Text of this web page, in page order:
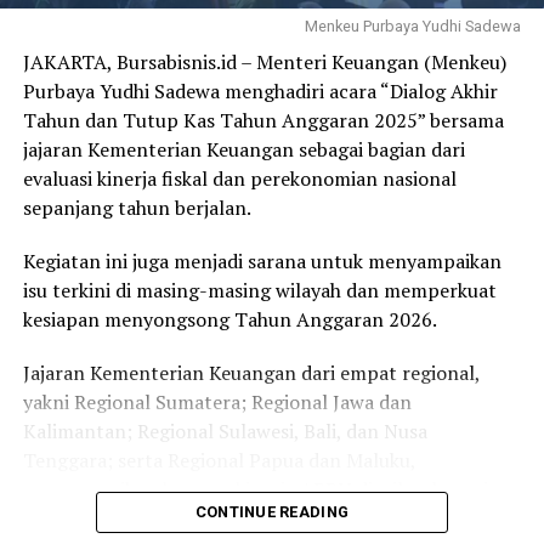
RELATED TOPICS:
UP NEXT
OJK Luncurkan Program Ekosistem Keuangan Inklusif
Untuk Wilayah Perdesaan
DON'T MISS
OJK Gelar Olimpiade Keuangan Syariah, Pesertanya
rancangan peraturan Presiden tentang penghapusan
piutang dan denda iuran jaminan kesehatan bagi peserta
PBPU dan BP kelas 3. Kebijakan ini bertujuan untuk
menghapus tunggakan iuran yang selama ini menjadi
beban peserta, sekaligus mendorong peningkatan
kepesertaan aktif dan keberlanjutan sistem jaminan
kesehatan nasional,” kata Menkeu.
polemik terkait penonaktifan peserta PBI JKN sekitar 11
juta orang yang memicu keresahan di masyarakat pada
Februari 2026. Menkeu menilai, perubahan data yang
menjadi penyebab utama munculnya gejolak.
Untuk itu, Menkeu mendorong agar pemutakhiran data
disertai sosialisasi yang lebih memadai. Ia mengusulkan
adanya masa transisi 2–3 bulan sebelum penonaktifan
Menkeu Purbaya Yudhi Sadewa
JAKARTA, Bursabisnis.id – Menteri Keuangan (Menkeu)
Purbaya Yudhi Sadewa menghadiri acara “Dialog Akhir
Tahun dan Tutup Kas Tahun Anggaran 2025” bersama
jajaran Kementerian Keuangan sebagai bagian dari
evaluasi kinerja fiskal dan perekonomian nasional
sepanjang tahun berjalan.
Kegiatan ini juga menjadi sarana untuk menyampaikan
isu terkini di masing-masing wilayah dan memperkuat
kesiapan menyongsong Tahun Anggaran 2026.
Jajaran Kementerian Keuangan dari empat regional,
yakni Regional Sumatera; Regional Jawa dan
Kalimantan; Regional Sulawesi, Bali, dan Nusa
menyampaikan laporan kinerja APBN di wilayah masing-
masing, kondisi perekonomian di daerah, serta isu
CONTINUE READING